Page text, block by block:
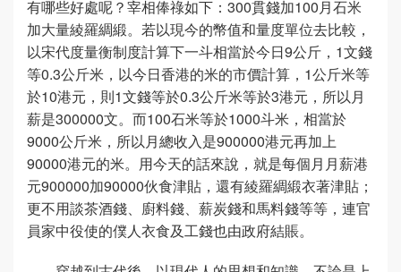
有哪些好處呢？宰相俸祿如下：300貫錢加100月石米
加大量綾羅綢緞。若以現今的幣值和量度單位去比較，
以宋代度量衡制度計算下一斗相當於今日9公斤，1文錢
等0.3公斤米，以今日香港的米的市價計算，1公斤米等
於10港元，則1文錢等於0.3公斤米等於3港元，所以月
薪是300000文。而100石米等於1000斗米，相當於
9000公斤米，所以月總收入是900000港元再加上
90000港元的米。用今天的話來說，就是每個月月薪港
元900000加90000伙食津貼，還有綾羅綢緞衣著津貼；
更不用談茶酒錢、廚料錢、薪炭錢和馬料錢等等，連官
員家中役使的僕人衣食及工錢也由政府結賬。